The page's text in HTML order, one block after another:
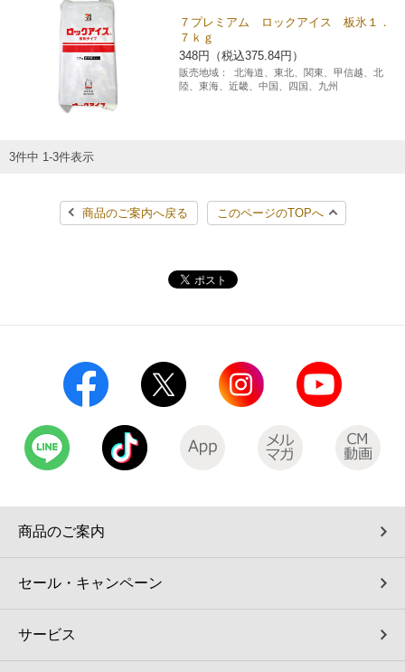
プリペイドサービス
スポーツ振興くじ
学び・教育
スマホプリペイド
レジでApple Accountにチャージ
宅配ロッカー（店舗限定）
自転車シェアリング（店舗限定）
モバイルWi-Fiバッテリーシェアリング（店舗限定）
荷物預かりサービス「ecbocloakエクボクローク」（店舗限定）
パウダースペース ラブン（店舗限定）
ソフトバンクギフト
売上高、店舗数推移
セブン‐イレブンの海外事業
セブン-イレブンの横顔
サステナビリティニュース
サステナビリティレポート
English (Services)
中文[繁體字](服務)
简体中文(服务)
한국어(서비스)
７プレミアム ロックアイス 板氷１．
７ｋｇ
348円（税込375.84円）
販売地域：
北海道、東北、関東、甲信越、北
陸、東海、近畿、中国、四国、九州
3件中 1-3件表示
商品のご案内へ戻る このページのTOPへ
商品のご案内
セール・キャンペーン
サービス